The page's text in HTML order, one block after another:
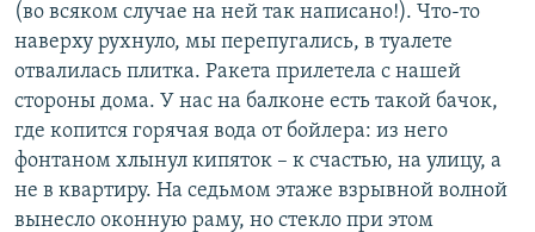
(во всяком случае на ней так написано!). Что-то
наверху рухнуло, мы перепугались, в туалете
отвалилась плитка. Ракета прилетела с нашей
стороны дома. У нас на балконе есть такой бачок,
где копится горячая вода от бойлера: из него
фонтаном хлынул кипяток – к счастью, на улицу, а
не в квартиру. На седьмом этаже взрывной волной
вынесло оконную раму, но стекло при этом